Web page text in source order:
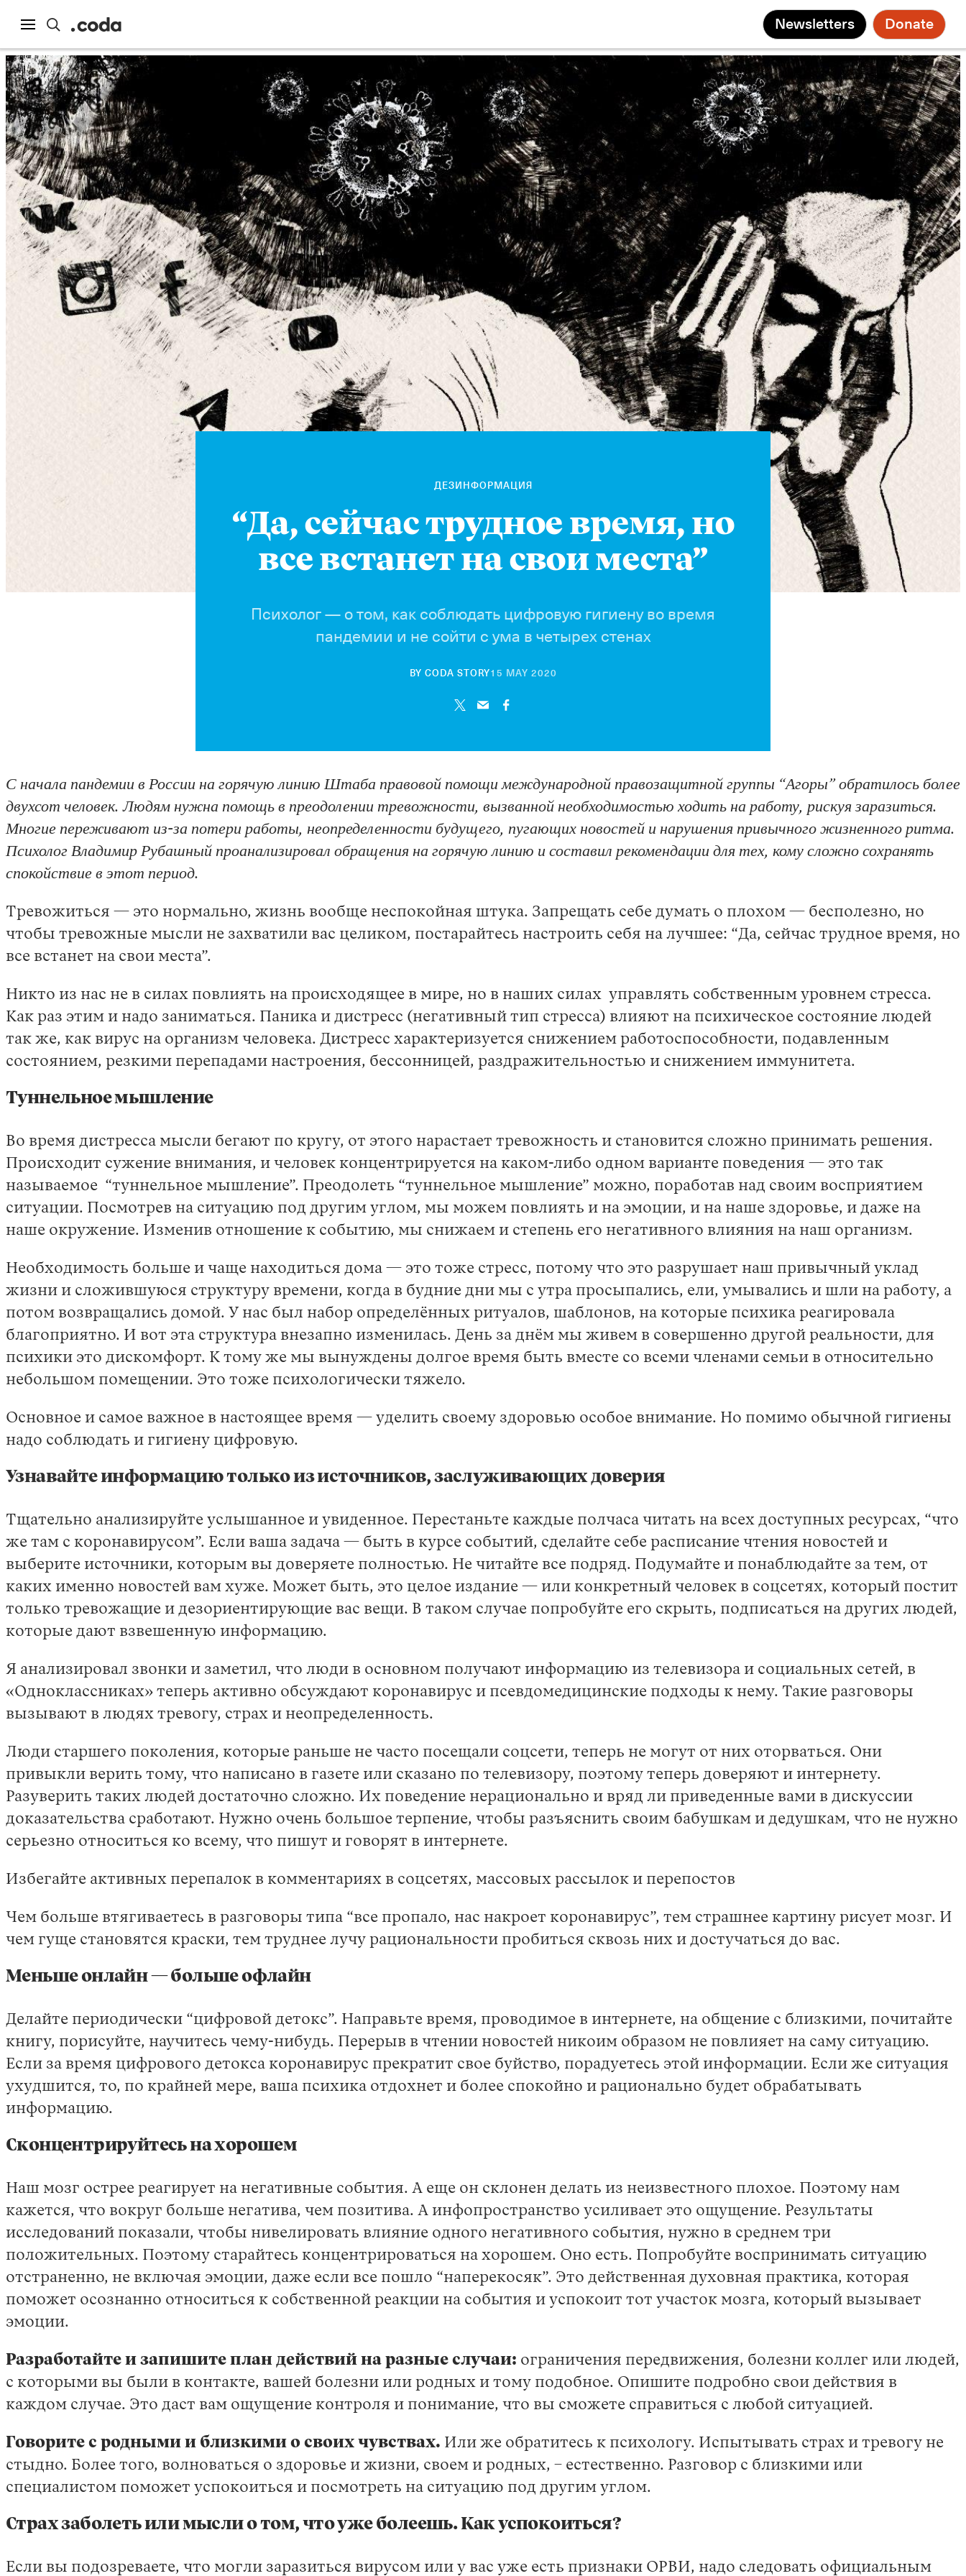
Newsletters Donate
Instagram
X Facebook
YouTube
ДЕЗИНФОРМАЦИЯ
“Да, сейчас трудное время, но
все встанет на свои места”
Психолог — о том, как соблюдать цифровую гигиену во время
пандемии и не сойти с ума в четырех стенах
BY CODA STORY15 MAY 2020
С начала пандемии в России на горячую линию Штаба правовой помощи международной правозащитной группы “Агоры” обратилось более
двухсот человек. Людям нужна помощь в преодолении тревожности, вызванной необходимостью ходить на работу, рискуя заразиться.
Многие переживают из-за потери работы, неопределенности будущего, пугающих новостей и нарушения привычного жизненного ритма.
Психолог Владимир Рубашный проанализировал обращения на горячую линию и составил рекомендации для тех, кому сложно сохранять
спокойствие в этот период.
Тревожиться — это нормально, жизнь вообще неспокойная штука. Запрещать себе думать о плохом — бесполезно, но
чтобы тревожные мысли не захватили вас целиком, постарайтесь настроить себя на лучшее: “Да, сейчас трудное время, но
все встанет на свои места”.
Никто из нас не в силах повлиять на происходящее в мире, но в наших силах управлять собственным уровнем стресса.
Как раз этим и надо заниматься. Паника и дистресс (негативный тип стресса) влияют на психическое состояние людей
так же, как вирус на организм человека. Дистресс характеризуется снижением работоспособности, подавленным
состоянием, резкими перепадами настроения, бессонницей, раздражительностью и снижением иммунитета.
Туннельное мышление
Во время дистресса мысли бегают по кругу, от этого нарастает тревожность и становится сложно принимать решения.
Происходит сужение внимания, и человек концентрируется на каком-либо одном варианте поведения — это так
называемое “туннельное мышление”. Преодолеть “туннельное мышление” можно, поработав над своим восприятием
ситуации. Посмотрев на ситуацию под другим углом, мы можем повлиять и на эмоции, и на наше здоровье, и даже на
наше окружение. Изменив отношение к событию, мы снижаем и степень его негативного влияния на наш организм.
Необходимость больше и чаще находиться дома — это тоже стресс, потому что это разрушает наш привычный уклад
жизни и сложившуюся структуру времени, когда в будние дни мы с утра просыпались, ели, умывались и шли на работу, а
потом возвращались домой. У нас был набор определённых ритуалов, шаблонов, на которые психика реагировала
благоприятно. И вот эта структура внезапно изменилась. День за днём мы живем в совершенно другой реальности, для
психики это дискомфорт. К тому же мы вынуждены долгое время быть вместе со всеми членами семьи в относительно
небольшом помещении. Это тоже психологически тяжело.
Основное и самое важное в настоящее время — уделить своему здоровью особое внимание. Но помимо обычной гигиены
надо соблюдать и гигиену цифровую.
Узнавайте информацию только из источников, заслуживающих доверия
Тщательно анализируйте услышанное и увиденное. Перестаньте каждые полчаса читать на всех доступных ресурсах, “что
же там с коронавирусом”. Если ваша задача — быть в курсе событий, сделайте себе расписание чтения новостей и
выберите источники, которым вы доверяете полностью. Не читайте все подряд. Подумайте и понаблюдайте за тем, от
каких именно новостей вам хуже. Может быть, это целое издание — или конкретный человек в соцсетях, который постит
только тревожащие и дезориентирующие вас вещи. В таком случае попробуйте его скрыть, подписаться на других людей,
которые дают взвешенную информацию.
Я анализировал звонки и заметил, что люди в основном получают информацию из телевизора и социальных сетей, в
«Одноклассниках» теперь активно обсуждают коронавирус и псевдомедицинские подходы к нему. Такие разговоры
вызывают в людях тревогу, страх и неопределенность.
Люди старшего поколения, которые раньше не часто посещали соцсети, теперь не могут от них оторваться. Они
привыкли верить тому, что написано в газете или сказано по телевизору, поэтому теперь доверяют и интернету.
Разуверить таких людей достаточно сложно. Их поведение нерационально и вряд ли приведенные вами в дискуссии
доказательства сработают. Нужно очень большое терпение, чтобы разъяснить своим бабушкам и дедушкам, что не нужно
серьезно относиться ко всему, что пишут и говорят в интернете.
Избегайте активных перепалок в комментариях в соцсетях, массовых рассылок и перепостов
Чем больше втягиваетесь в разговоры типа “все пропало, нас накроет коронавирус”, тем страшнее картину рисует мозг. И
чем гуще становятся краски, тем труднее лучу рациональности пробиться сквозь них и достучаться до вас.
Меньше онлайн — больше офлайн
Делайте периодически “цифровой детокс”. Направьте время, проводимое в интернете, на общение с близкими, почитайте
книгу, порисуйте, научитесь чему-нибудь. Перерыв в чтении новостей никоим образом не повлияет на саму ситуацию.
Если за время цифрового детокса коронавирус прекратит свое буйство, порадуетесь этой информации. Если же ситуация
ухудшится, то, по крайней мере, ваша психика отдохнет и более спокойно и рационально будет обрабатывать
информацию.
Сконцентрируйтесь на хорошем
Наш мозг острее реагирует на негативные события. А еще он склонен делать из неизвестного плохое. Поэтому нам
кажется, что вокруг больше негатива, чем позитива. А инфопространство усиливает это ощущение. Результаты
исследований показали, чтобы нивелировать влияние одного негативного события, нужно в среднем три
положительных. Поэтому старайтесь концентрироваться на хорошем. Оно есть. Попробуйте воспринимать ситуацию
отстраненно, не включая эмоции, даже если все пошло “наперекосяк”. Это действенная духовная практика, которая
поможет осознанно относиться к собственной реакции на события и успокоит тот участок мозга, который вызывает
эмоции.
Разработайте и запишите план действий на разные случаи: ограничения передвижения, болезни коллег или людей,
с которыми вы были в контакте, вашей болезни или родных и тому подобное. Опишите подробно свои действия в
каждом случае. Это даст вам ощущение контроля и понимание, что вы сможете справиться с любой ситуацией.
Говорите с родными и близкими о своих чувствах. Или же обратитесь к психологу. Испытывать страх и тревогу не
стыдно. Более того, волноваться о здоровье и жизни, своем и родных, – естественно. Разговор с близкими или
специалистом поможет успокоиться и посмотреть на ситуацию под другим углом.
Страх заболеть или мысли о том, что уже болеешь. Как успокоиться?
Если вы подозреваете, что могли заразиться вирусом или у вас уже есть признаки ОРВИ, надо следовать официальным